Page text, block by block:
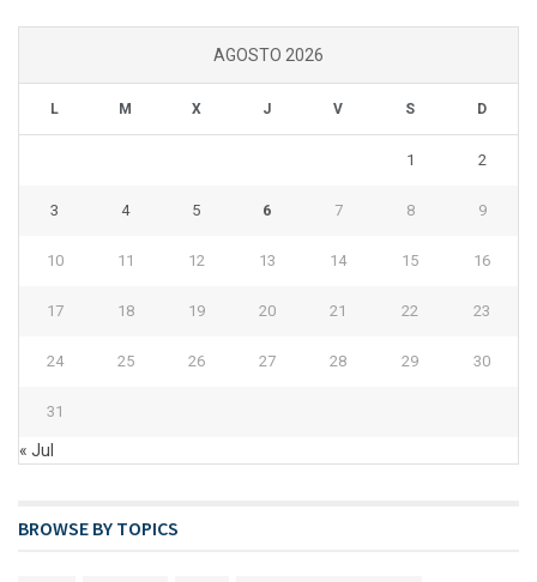
AGOSTO 2026
L M X J V S D
1 2
3 4 5 6 7 8 9
10 11 12 13 14 15 16
17 18 19 20 21 22 23
24 25 26 27 28 29 30
31
« Jul
BROWSE BY TOPICS